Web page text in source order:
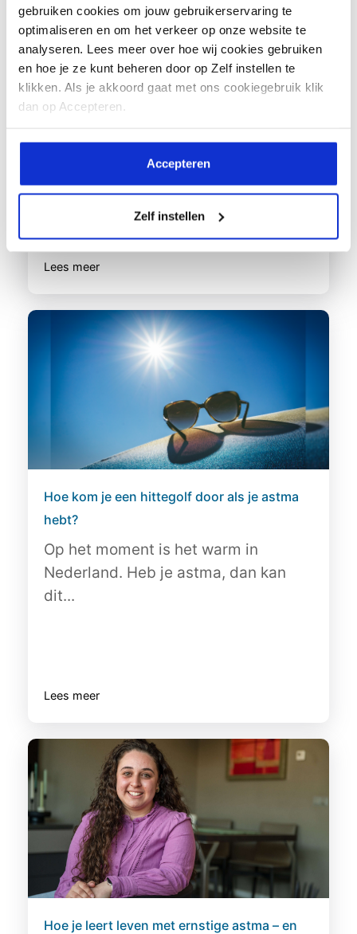
gebruiken cookies om jouw gebruikerservaring te
optimaliseren en om het verkeer op onze website te
analyseren. Lees meer over hoe wij cookies gebruiken
en hoe je ze kunt beheren door op Zelf instellen te
klikken. Als je akkoord gaat met ons cookiegebruik klik
dan op Accepteren.
Accepteren
Zelf instellen
Astma en allergie zijn hetzelfde. Feit of
fabel?
maken met een of meerdere
allergieën. Een allergie...
Lees meer
Hoe kom je een hittegolf door als je astma
hebt?
Op het moment is het warm in
Nederland. Heb je astma, dan kan
dit...
Lees meer
Hoe je leert leven met ernstige astma – en